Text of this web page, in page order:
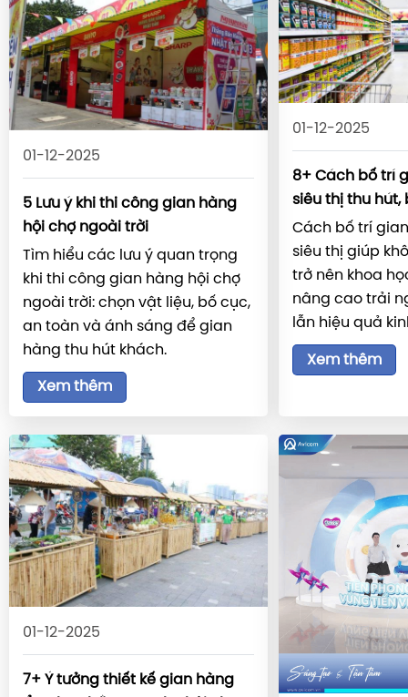
01-12-2025
5 Lưu ý khi thi công gian hàng
hội chợ ngoài trời
Tìm hiểu các lưu ý quan trọng
khi thi công gian hàng hội chợ
ngoài trời: chọn vật liệu, bố cục,
an toàn và ánh sáng để gian
hàng thu hút khách.
Xem thêm
01-12-2025
8+ Cách bố trí
siêu thị thu hút,
Cách bố trí
siêu thị giúp
trở nên khoa
nâng cao trải
lẫn hiệu quả
Xem thêm
01-12-2025
7+ Ý tưởng thiết kế gian hàng